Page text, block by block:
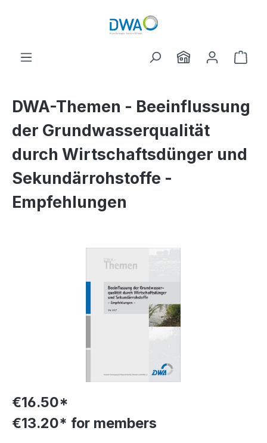
DWA-Themen - Beeinflussung
der Grundwasserqualität
durch Wirtschaftsdünger und
Sekundärrohstoffe -
Empfehlungen
€16.50*
€13.20* for members